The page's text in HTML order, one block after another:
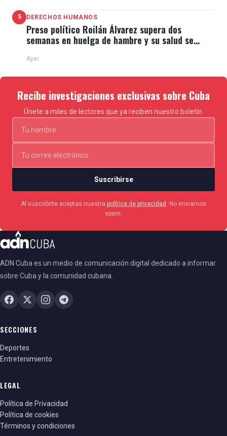
5 DERECHOS HUMANOS
Preso político Roilán Álvarez supera dos
semanas en huelga de hambre y su salud se
Ayer
Recibe investigaciones exclusivas sobre Cuba
Únete a miles de lectores que ya reciben nuestro boletín.
Suscribirse
Al suscribirte aceptas nuestra política de privacidad
. No enviamos
spam.
ADN Cuba es un medio de comunicación digital dedicado a informar
sobre Cuba y la comunidad cubana.
SECCIONES
Deportes
Entretenimiento
LEGAL
Política de Privacidad
Política de cookies
Términos y condiciones